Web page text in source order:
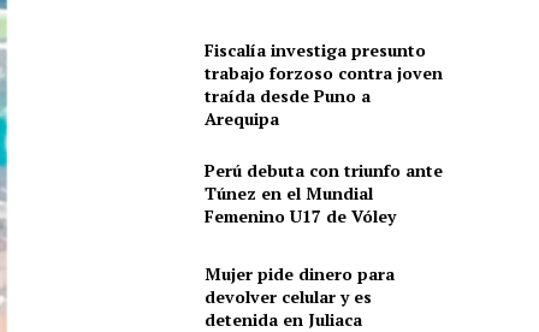
Fiscalía investiga presunto
trabajo forzoso contra joven
traída desde Puno a
Arequipa
Perú debuta con triunfo ante
Túnez en el Mundial
Femenino U17 de Vóley
Mujer pide dinero para
devolver celular y es
detenida en Juliaca